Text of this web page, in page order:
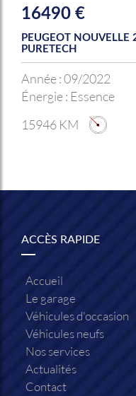
16490 €
PEUGEOT NOUVELLE
PURETECH
Année :09/2022
Énergie : Essence
15946 KM
ACCÈS RAPIDE
Accueil
Le garage
Véhicules d'occasion
Véhicules neufs
Nos services
Actualités
Contact